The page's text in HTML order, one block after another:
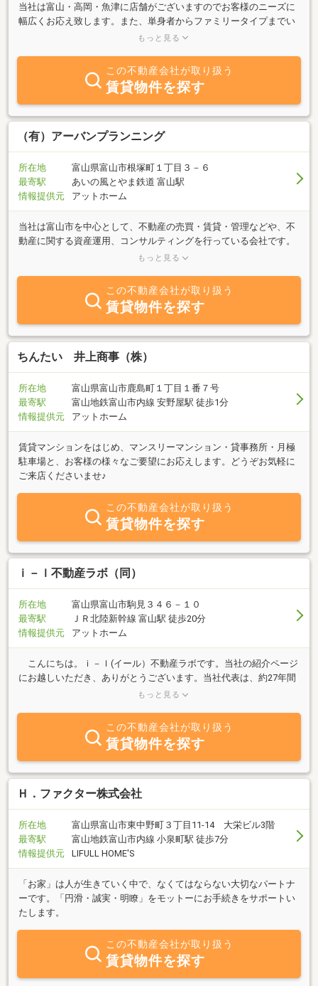
当社は富山・高岡・魚津に店舗がございますのでお客様のニーズに
幅広くお応え致します。また、単身者からファミリータイプまでい
ろいろ取り揃えておりますので、満足できる快適な住居の提供をサ
もっと見る
この不動産会社が取り扱う
賃貸物件を探す
（有）アーバンプランニング
所在地
富山県富山市根塚町１丁目３－６
最寄駅
あいの風とやま鉄道 富山駅
情報提供元
アットホーム
当社は富山市を中心として、不動産の売買・賃貸・管理などや、不
動産に関する資産運用、コンサルティングを行っている会社です。
また、世界４０ヶ国を超えるグローバルネットワークを築き上げて
有効利用する為に、あらゆる提案をさせていただいております。例
えば、今？将来？売却したほうが特か損か？など色々なシュミレー
ションをして、解りやすく行っております。なんでもお気軽にご相
談ください。
もっと見る
この不動産会社が取り扱う
賃貸物件を探す
ちんたい 井上商事（株）
所在地
富山県富山市鹿島町１丁目１番７号
最寄駅
富山地鉄富山市内線 安野屋駅 徒歩1分
情報提供元
アットホーム
賃貸マンションをはじめ、マンスリーマンション・貸事務所・月極
駐車場と、お客様の様々なご要望にお応えします。どうぞお気軽に
ご来店くださいませ♪
この不動産会社が取り扱う
賃貸物件を探す
ｉ－ｌ不動産ラボ（同）
所在地
富山県富山市駒見３４６－１０
最寄駅
ＪＲ北陸新幹線 富山駅 徒歩20分
情報提供元
アットホーム
こんにちは。ｉ－ｌ(イール）不動産ラボです。当社の紹介ページ
にお越しいただき、ありがとうございます。当社代表は、約27年間
におよぶ大手賃貸物件建設会社の勤務を経て「不動産の悩みは、も
手企業で培ったプロとしてのノウハウや確かな視点をベースにし、
代表がすべて対応させて頂く、そしてお一人おひとりの心の声にじ
っくりと耳を傾ける、アットホームな距離感を大切にしています。
「こんなこと、誰に聞いたらいいのか分からないな」と思うような
ことでも、どうぞ遠慮なくお聞かせください。皆様が安心して笑顔
で暮らせるよう、頼れる「街の不動産相談所」としてお役に立てれ
もっと見る
この不動産会社が取り扱う
賃貸物件を探す
Ｈ．ファクター株式会社
所在地
富山県富山市東中野町３丁目11-14 大栄ビル3階
最寄駅
富山地鉄富山市内線 小泉町駅 徒歩7分
情報提供元
LIFULL HOME'S
「お家」は人が生きていく中で、なくてはならない大切なパートナ
ーです。「円滑・誠実・明瞭」をモットーにお手続きをサポートい
たします。
この不動産会社が取り扱う
賃貸物件を探す